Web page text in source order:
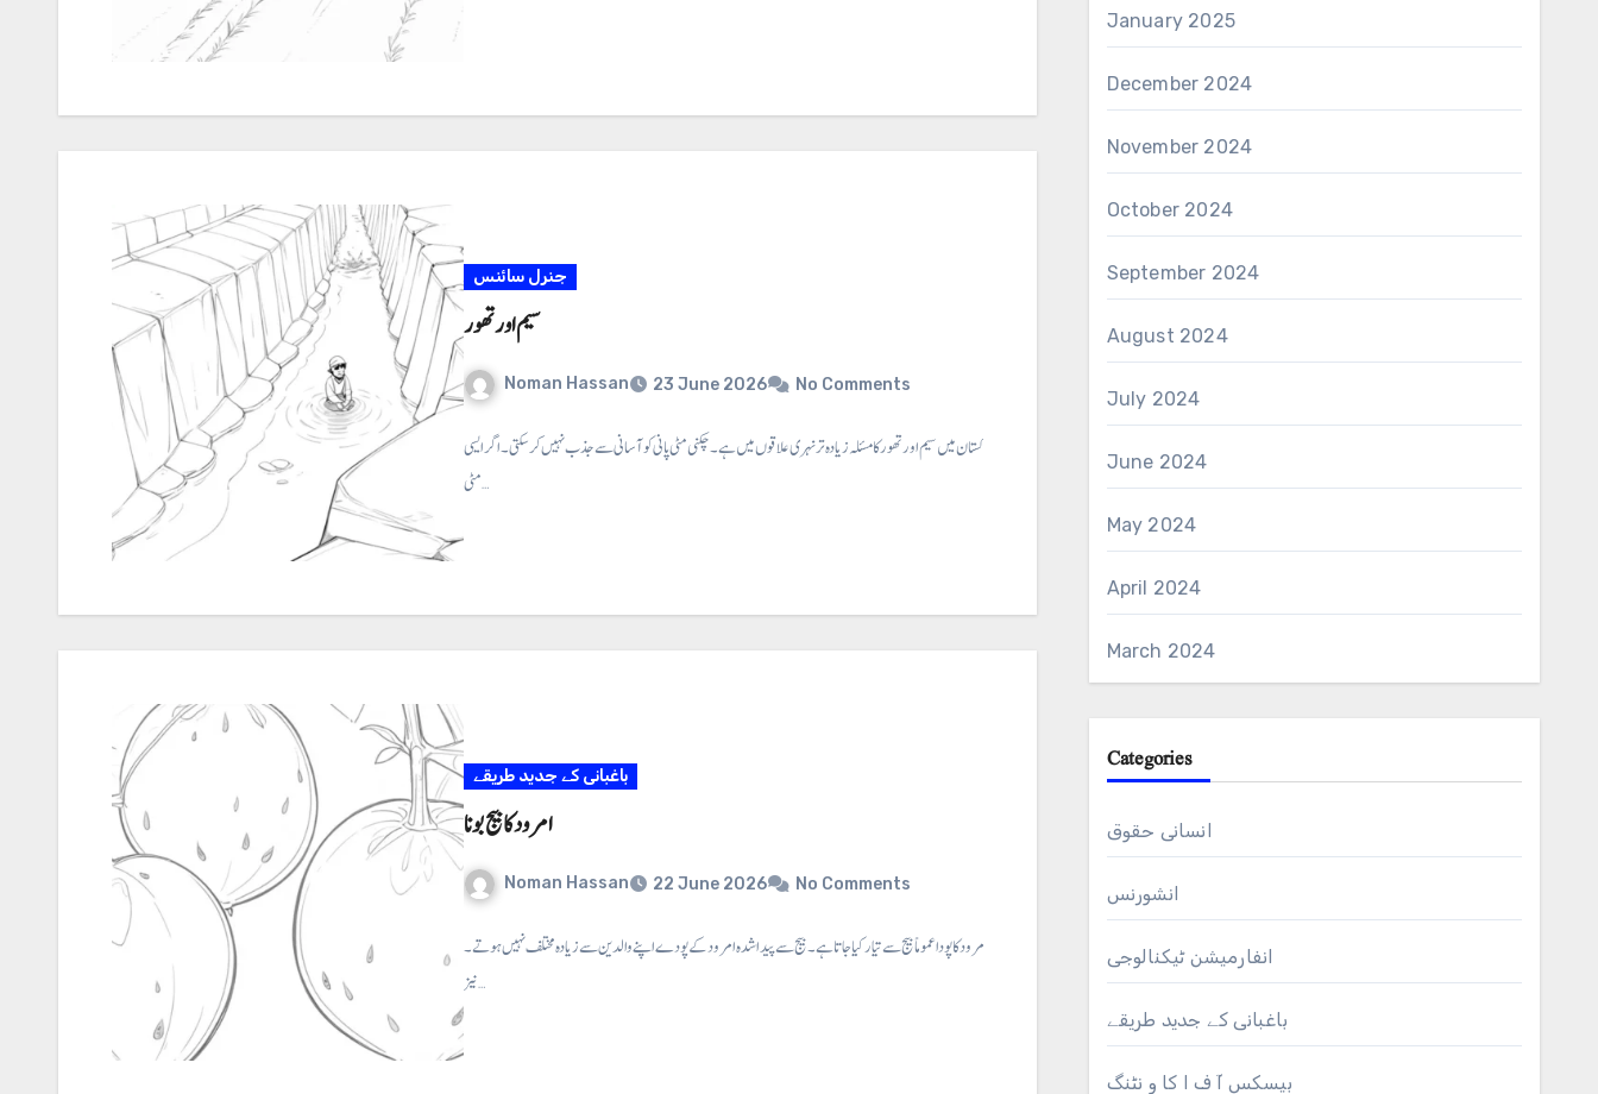
جنرل سائنس
سیم اور تھور
Noman Hassan 23 June 2026 No Comments
سیم اور تھور ⇐ پاکستان میں سیم اور تھور کا مسئلہ زیادہ تر نہری علاقوں میں ہے۔ چکنی مٹی پانی کو آسانی سے جذب نہیں کر سکتی۔ اگر ایسی
مٹی…
باغبانی کے جدید طریقے
امرود کا بیج بونا
Noman Hassan 22 June 2026 No Comments
امرود کا بیج بونا ⇐ امرود کا پودا عموماًبیج سے تیار کیا جاتا ہے۔ بیج سے پیدا شدہ امرود کے پودے اپنے والدین سے زیادہ مختلف نہیں ہوتے ۔
نیز…
January 2025
December 2024
November 2024
October 2024
September 2024
August 2024
July 2024
June 2024
May 2024
April 2024
March 2024
Categories
انسانی حقوق
انشورنس
انفارمیشن ٹیکنالوجی
باغبانی کے جدید طریقے
بیسکس آ ف ا کا و نٹنگ